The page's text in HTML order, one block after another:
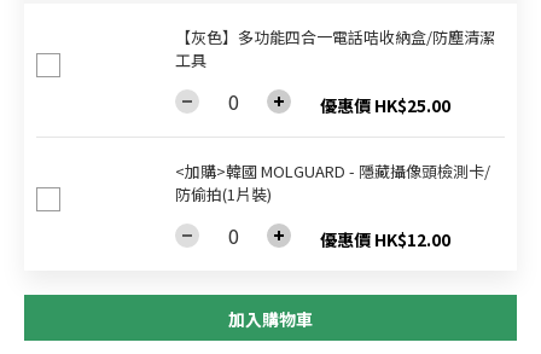
【灰色】多功能四合一電話咭收納盒/防塵清潔
工具
優惠價 HK$25.00
<加購>韓國 MOLGUARD - 隱藏攝像頭檢測卡/
防偷拍(1片裝)
優惠價 HK$12.00
加入購物車